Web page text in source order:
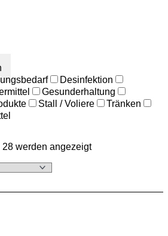
Desinfektion
Gesunderhaltung
Stall / Voliere
Tränken
werden angezeigt